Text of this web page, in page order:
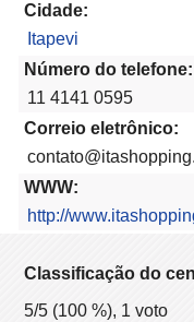
Cidade:
Itapevi
Número do telefone:
11 4141 0595
Correio eletrônico:
WWW:
http://
Classificação do
5/5 (100 %), 1 voto